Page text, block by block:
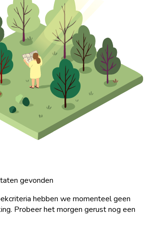
gevonden
hebben we momenteel geen
Probeer het morgen gerust nog een